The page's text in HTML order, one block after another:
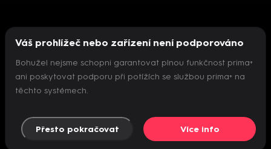
Nepodařilo se inicializovat přehrávač
Váš prohlížeč nebo zařízení není podporováno
Bohužel nejsme schopni garantovat plnou funkčnost prima+
ani poskytovat podporu při potížích se službou prima+ na
těchto systémech.
Přesto pokračovat Více info